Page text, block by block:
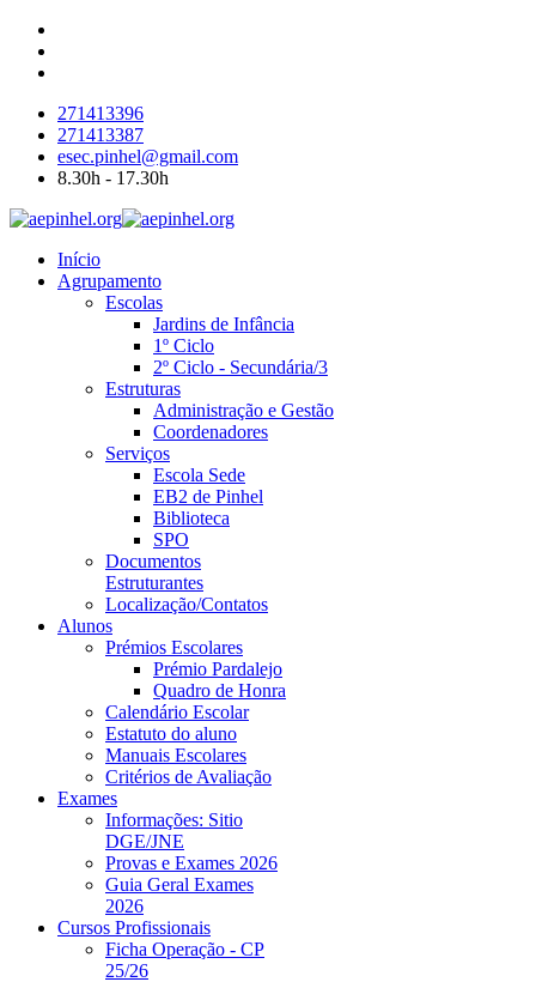
271413396
271413387
esec.pinhel@gmail.com
8.30h - 17.30h
Início
Agrupamento
Escolas
Jardins de Infância
1º Ciclo
2º Ciclo - Secundária/3
Estruturas
Administração e Gestão
Coordenadores
Serviços
Escola Sede
EB2 de Pinhel
Biblioteca
SPO
Documentos
Estruturantes
Localização/Contatos
Alunos
Prémios Escolares
Prémio Pardalejo
Quadro de Honra
Calendário Escolar
Estatuto do aluno
Manuais Escolares
Critérios de Avaliação
Exames
Informações: Sitio
DGE/JNE
Provas e Exames 2026
Guia Geral Exames
2026
Cursos Profissionais
Ficha Operação - CP
25/26